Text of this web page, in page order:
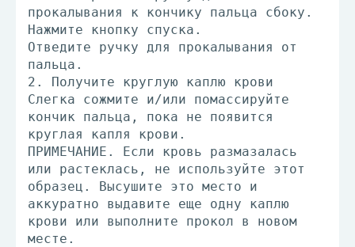
прокалывания к кончику пальца сбоку.
Нажмите кнопку спуска.
Отведите ручку для прокалывания от
пальца.
2. Получите круглую каплю крови
Слегка сожмите и/или помассируйте
кончик пальца, пока не появится
круглая капля крови.
ПРИМЕЧАНИЕ. Если кровь размазалась
или растеклась, не используйте этот
образец. Высушите это место и
аккуратно выдавите еще одну каплю
крови или выполните прокол в новом
месте.